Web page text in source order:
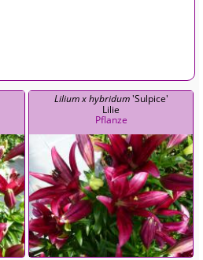
Lilium x hybridum'Sulpice'
Lilie
Pflanze